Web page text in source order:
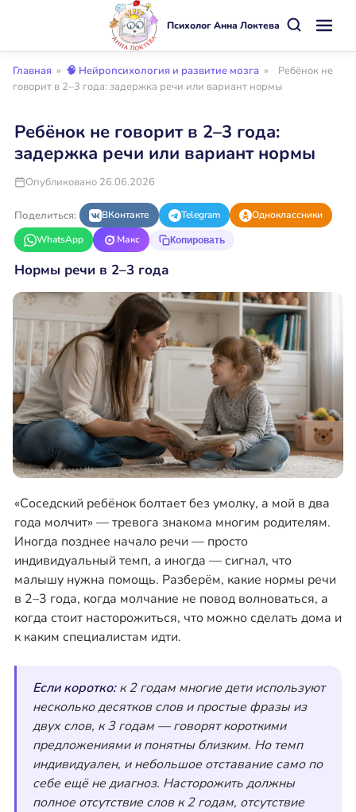
Психолог Анна Локтева
Главная » 🧠 Нейропсихология и развитие мозга »
Ребёнок не
говорит в 2–3 года: задержка речи или вариант нормы
Ребёнок не говорит в 2–3 года:
задержка речи или вариант нормы
Опубликовано 26.06.2026
Поделиться: ВКонтакте Telegram
Одноклассники
WhatsApp
Макс Копировать
Нормы речи в 2–3 года
«Соседский ребёнок болтает без умолку, а мой в два
года молчит» — тревога знакома многим родителям.
Иногда позднее начало речи — просто
индивидуальный темп, а иногда — сигнал, что
малышу нужна помощь. Разберём, какие нормы речи
в 2–3 года, когда молчание не повод волноваться, а
когда стоит насторожиться, что можно сделать дома и
к каким специалистам идти.
Если коротко:к 2 годам многие дети используют
несколько десятков слов и простые фразы из
двух слов, к 3 годам — говорят короткими
предложениями и понятны близким. Но темп
индивидуален, и небольшое отставание само по
себе ещё не диагноз. Насторожить должны
полное отсутствие слов к 2 годам, отсутствие